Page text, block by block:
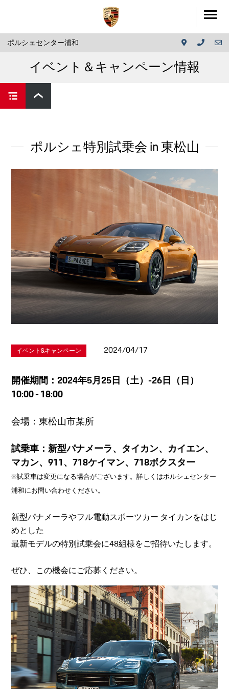
ポルシェセンター浦和
イベント＆キャンペーン情報
ポルシェ特別試乗会 in 東松山
イベント&キャンペーン 2024/04/17
開催期間：2024年5月25日（土）-26日（日）
10:00 - 18:00
会場：東松山市某所
試乗車：新型パナメーラ、タイカン、カイエン、
マカン、911、718ケイマン、718ボクスター
※試乗車は変更になる場合がございます。詳しくはポルシェセンター
浦和にお問い合わせください。
新型パナメーラやフル電動スポーツカー タイカンをはじ
めとした
最新モデルの特別試乗会に48組様をご招待いたします。
ぜひ、この機会にご応募ください。